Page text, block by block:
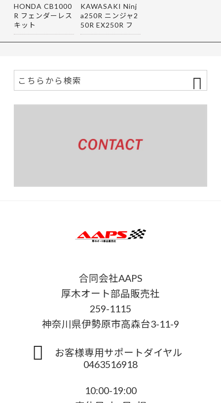
HONDA CB1000
R フェンダーレス
キット
KAWASAKI Ninj
a250R ニンジャ2
50R EX250R フ
ェンダーレス…
合同会社AAPS
厚木オート部品販売社
259-1115
神奈川県伊勢原市高森台3-11-9
お客様専用サポートダイヤル
0463516918
10:00-19:00